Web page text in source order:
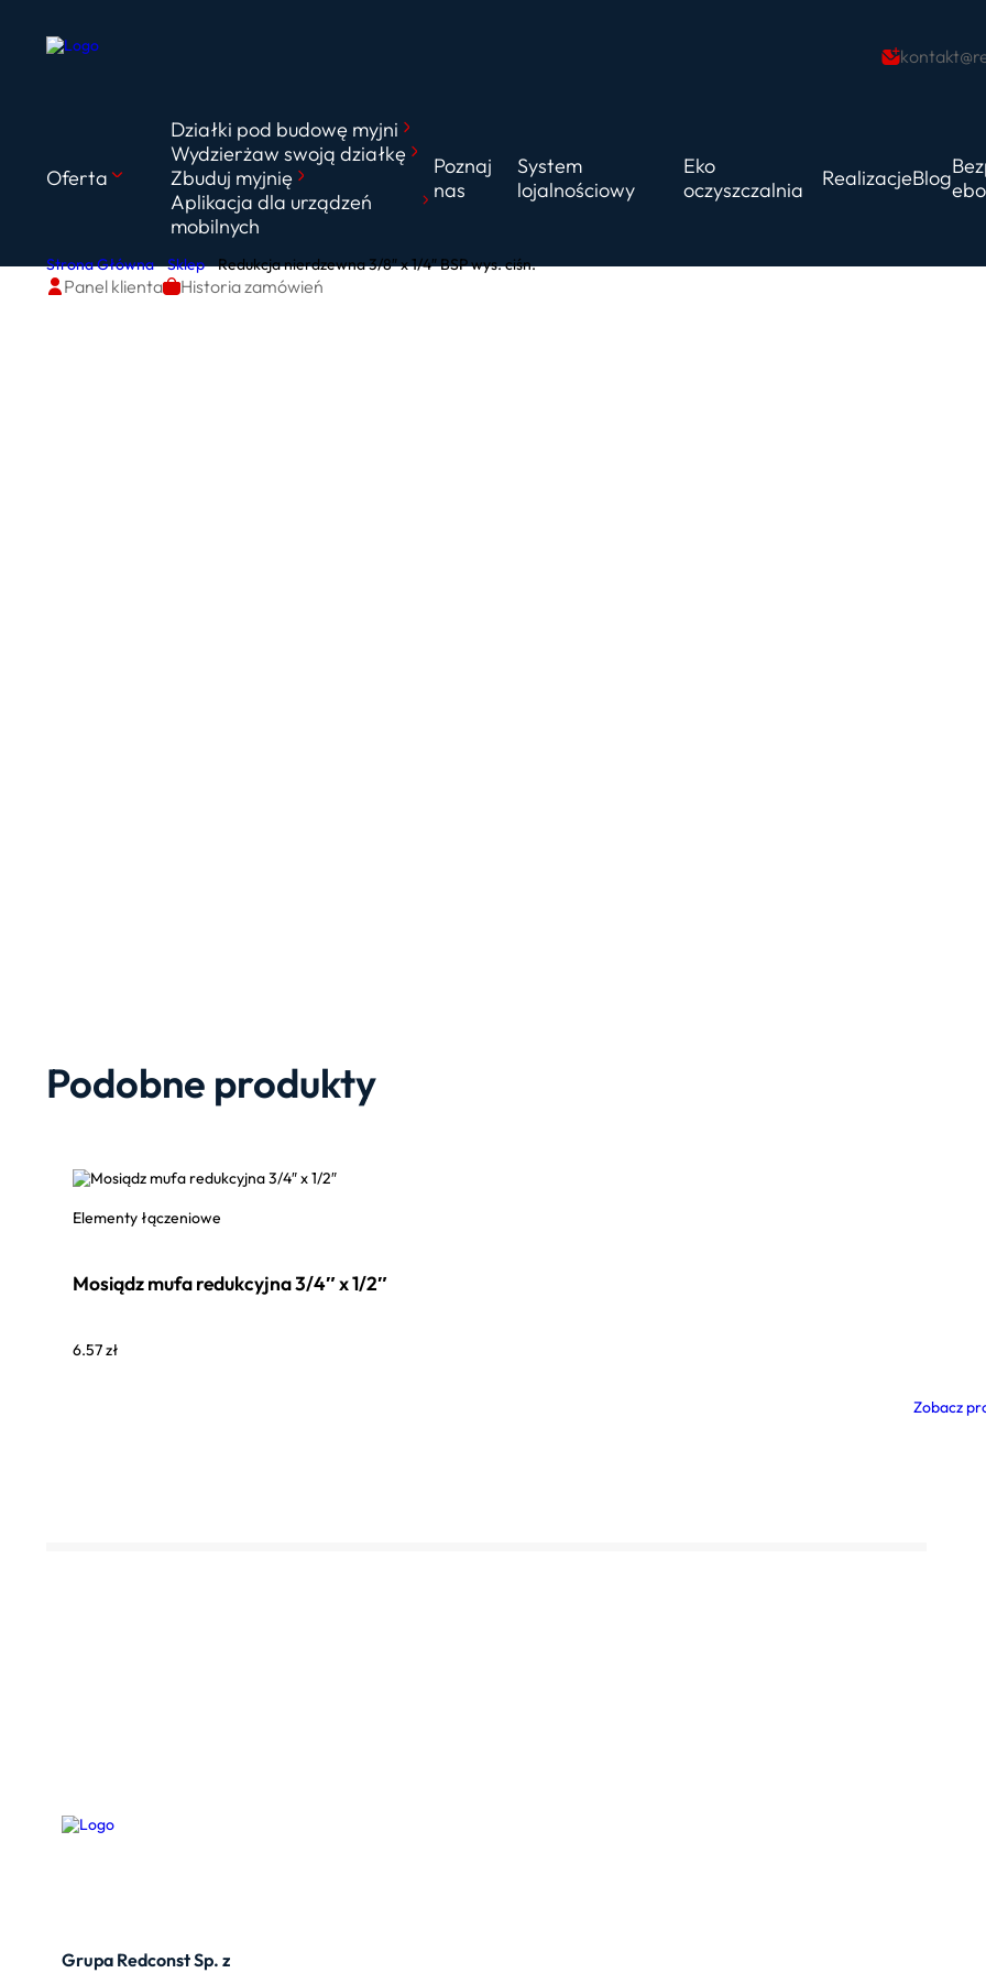
Oferta
Działki pod budowę myjni
Wydzierżaw swoją działkę
Zbuduj myjnię
Aplikacja dla urządzeń
mobilnych
Poznaj
nas
System
lojalnościowy
Eko
oczyszczalnia
RealizacjeBlog
Panel klienta Historia zamówień
Strona Główna Sklep Redukcja nierdzewna 3/8″ x 1/4″ BSP wys. ciśn.
Podobne produkty
Elementy łączeniowe
Mosiądz mufa redukcyjna 3/4″ x 1/2″
6.57zł
Zobacz
Grupa Redconst Sp. z